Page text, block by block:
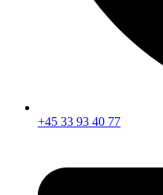
+45 33 93 40 77